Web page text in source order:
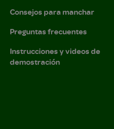
Consejos para manchar
Preguntas frecuentes
Instrucciones y videos de
demostración
inglés)